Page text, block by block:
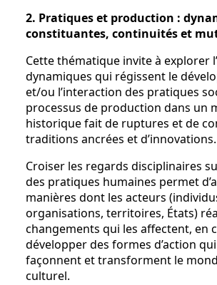
2. Pratiques et production :
constituantes, continuités et
Cette thématique invite à explorer
dynamiques qui régissent le
et/ou l’interaction des pratiques
processus de production dans un
historique fait de ruptures et de
traditions ancrées et d’innovations.
Croiser les regards disciplinaires
des pratiques humaines permet
manières dont les acteurs
organisations, territoires, États)
changements qui les affectent, en
développer des formes d’action
façonnent et transforment le
culturel.